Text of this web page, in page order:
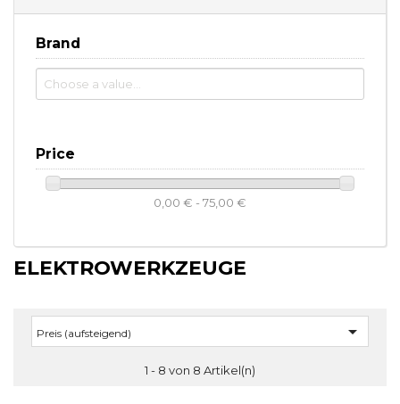
Brand
Price
0,00 € - 75,00 €
ELEKTROWERKZEUGE
Preis (aufsteigend) 
1 - 8 von 8 Artikel(n)